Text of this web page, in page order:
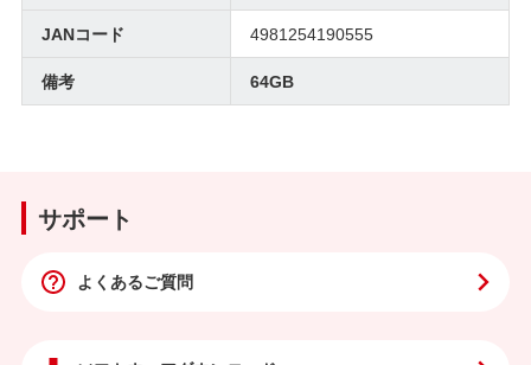
JANコード
4981254190555
備考
64GB
サポート
よくあるご質問